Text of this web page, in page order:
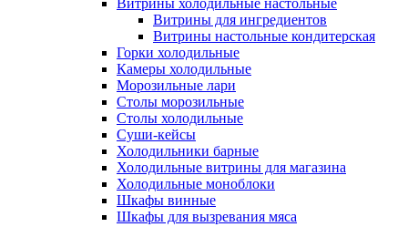
Витрины холодильные настольные
Витрины для ингредиентов
Витрины настольные кондитерская
Горки холодильные
Камеры холодильные
Морозильные лари
Столы морозильные
Столы холодильные
Суши-кейсы
Холодильники барные
Холодильные витрины для магазина
Холодильные моноблоки
Шкафы винные
Шкафы для вызревания мяса